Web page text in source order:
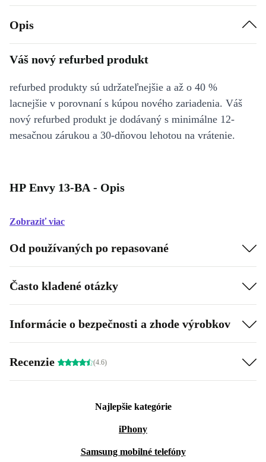
Opis
Váš nový refurbed produkt
refurbed produkty sú udržateľnejšie a až o 40 %
lacnejšie v porovnaní s kúpou nového zariadenia. Váš
nový refurbed produkt je dodávaný s minimálne 12-
mesačnou zárukou a 30-dňovou lehotou na vrátenie.
HP Envy 13-BA - Opis
Zobraziť viac
Od používaných po repasované
Často kladené otázky
Informácie o bezpečnosti a zhode výrobkov
Recenzie (4.6)
Najlepšie kategórie
iPhony
Samsung mobilné telefóny